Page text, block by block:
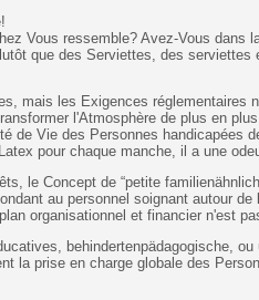
Vous ressemble? Avez-Vous dans
que des Serviettes, des serviettes
mais les Exigences réglementaires
l'Atmosphère de plus en
de Vie des Personnes handicapées
pour chaque manche, il a une
le Concept de “petite
au personnel soignant autour
organisationnel et financier n'est
behindertenpädagogische,
la prise en charge globale des